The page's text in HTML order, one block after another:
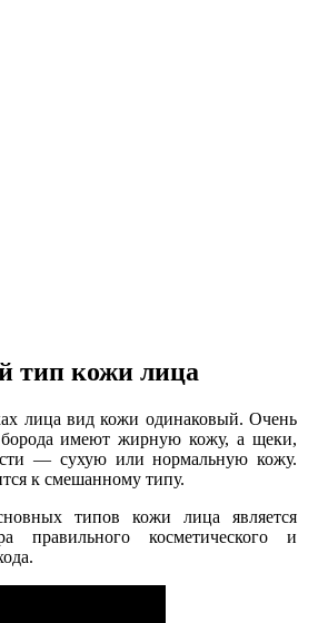
тип кожи лица
лица вид кожи одинаковый. Очень
имеют жирную кожу, а щеки,
— сухую или нормальную кожу.
к смешанному типу.
типов кожи лица является
правильного косметического и